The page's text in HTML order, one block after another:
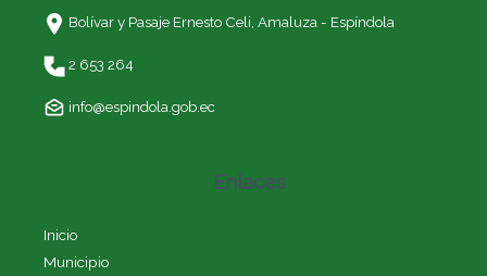
Bolívar y Pasaje Ernesto Celi, Amaluza - Espíndola
2 653 264
info@espindola.gob.ec
Enlaces
Inicio
Municipio